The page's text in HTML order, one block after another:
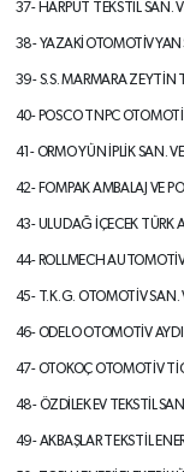
37- HARPUT TEKSTİL SAN.
38- YAZAKİ OTOMOTİV YAN
39- S.S. MARMARA ZEYTİN
40- POSCO TNPC
41- ORMO YÜN İPLİK SAN.
42- FOMPAK AMBALAJ VE
43- ULUDAĞ İÇECEK TÜRK
44- ROLLMECH
45- T.K.G. OTOMOTİV SAN.
46- ODELO OTOMOTİV
47- OTOKOÇ OTOMOTİV
48-ÖZDİLEK EV TEKSTİL
49- AKBAŞLAR TEKSTİL